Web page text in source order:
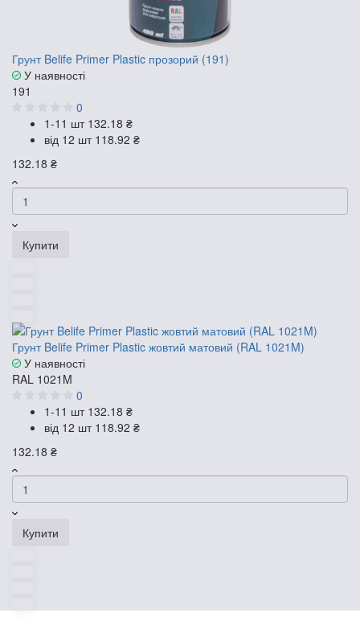
Грунт Belife Primer Plastic прозорий (191)
У наявності
191
0
1-11 шт 132.18 ₴
від 12 шт 118.92 ₴
132.18 ₴
Купити
Грунт Belife Primer Plastic жовтий матовий (RAL 1021M)
У наявності
RAL 1021M
0
1-11 шт 132.18 ₴
від 12 шт 118.92 ₴
132.18 ₴
Купити